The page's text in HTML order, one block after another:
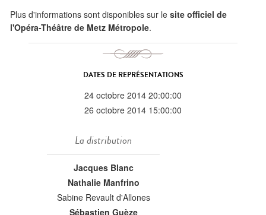
Plus d'informations sont disponibles sur le site officiel de
l'Opéra-Théâtre de Metz Métropole.
DATES DE REPRÉSENTATIONS
24 octobre 2014 20:00:00
26 octobre 2014 15:00:00
La distribution
Jacques Blanc
Nathalie Manfrino
Sabine Revault d'Allones
Sébastien Guèze